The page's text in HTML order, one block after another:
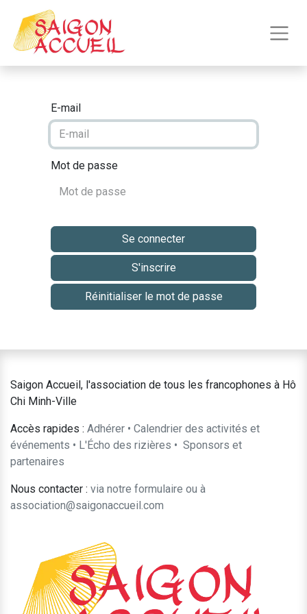
E-mail
Mot de passe
Se connecter
S'inscrire
Réinitialiser le mot de passe
Saigon Accueil, l'association de tous les francophones à Hô
Chi Minh-Ville
Accès rapides : Adhérer • Calendrier des activités et
événements • L'Écho des rizières • ​Sponsors et
partenaires​​
Nous contacter : ​via notre formulaire ou à
association@saigonaccueil.com